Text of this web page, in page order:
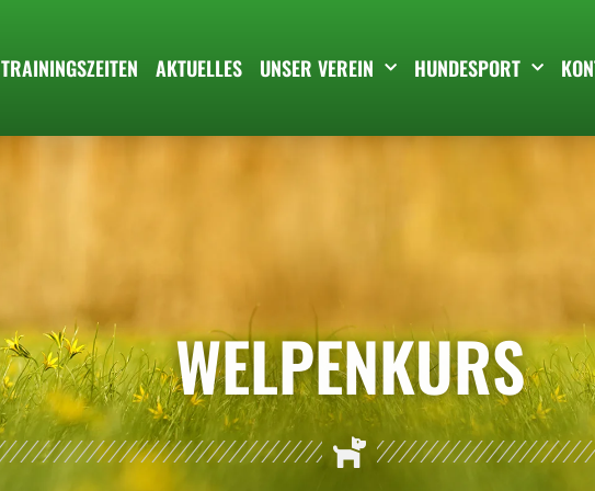
TRAININGSZEITEN AKTUELLES UNSER VEREIN HUNDESPORT
WELPENKURS